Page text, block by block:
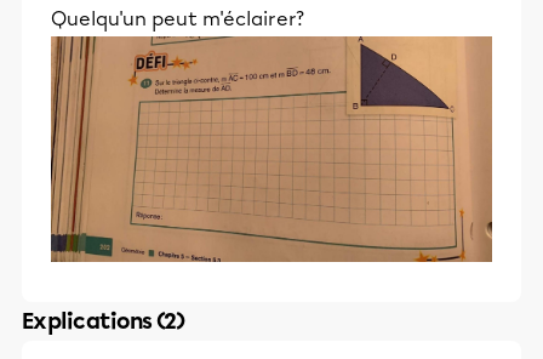
Quelqu'un peut m'éclairer?
Explications (2)